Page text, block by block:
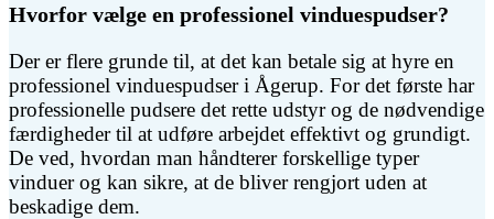
Hvorfor vælge en professionel vinduespudser?
Der er flere grunde til, at det kan betale sig at hyre en
professionel vinduespudser i Ågerup. For det første har
professionelle pudsere det rette udstyr og de nødvendige
færdigheder til at udføre arbejdet effektivt og grundigt.
De ved, hvordan man håndterer forskellige typer
vinduer og kan sikre, at de bliver rengjort uden at
beskadige dem.